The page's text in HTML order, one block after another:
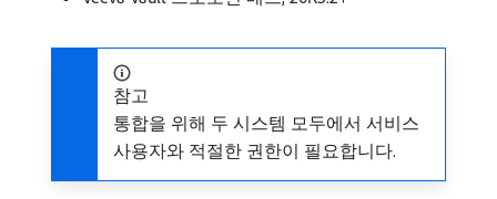
참고
통합을 위해 두 시스템 모두에서 서비스
사용자와 적절한 권한이 필요합니다.